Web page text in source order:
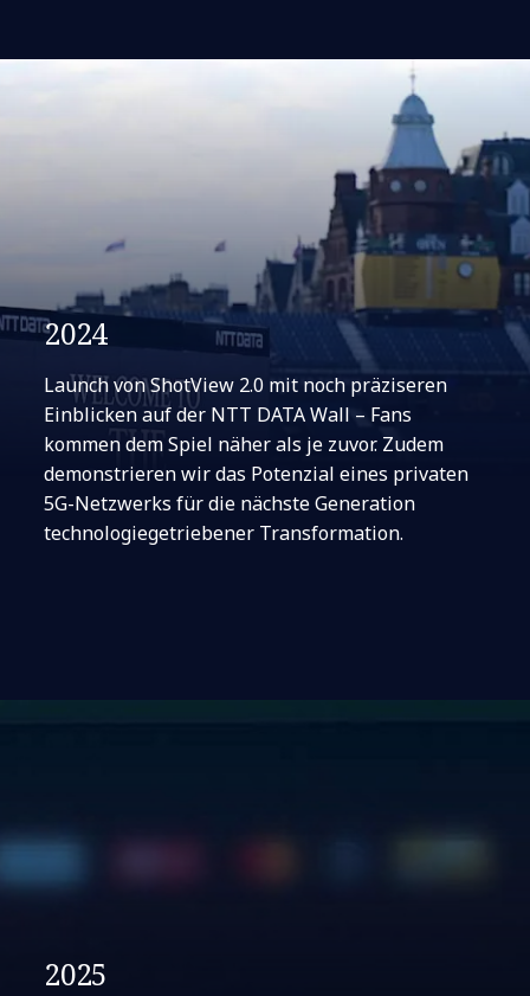
2024
Launch von ShotView 2.0 mit noch präziseren
Einblicken auf der NTT DATA Wall – Fans
kommen dem Spiel näher als je zuvor. Zudem
demonstrieren wir das Potenzial eines privaten
5G-Netzwerks für die nächste Generation
technologiegetriebener Transformation.
2025